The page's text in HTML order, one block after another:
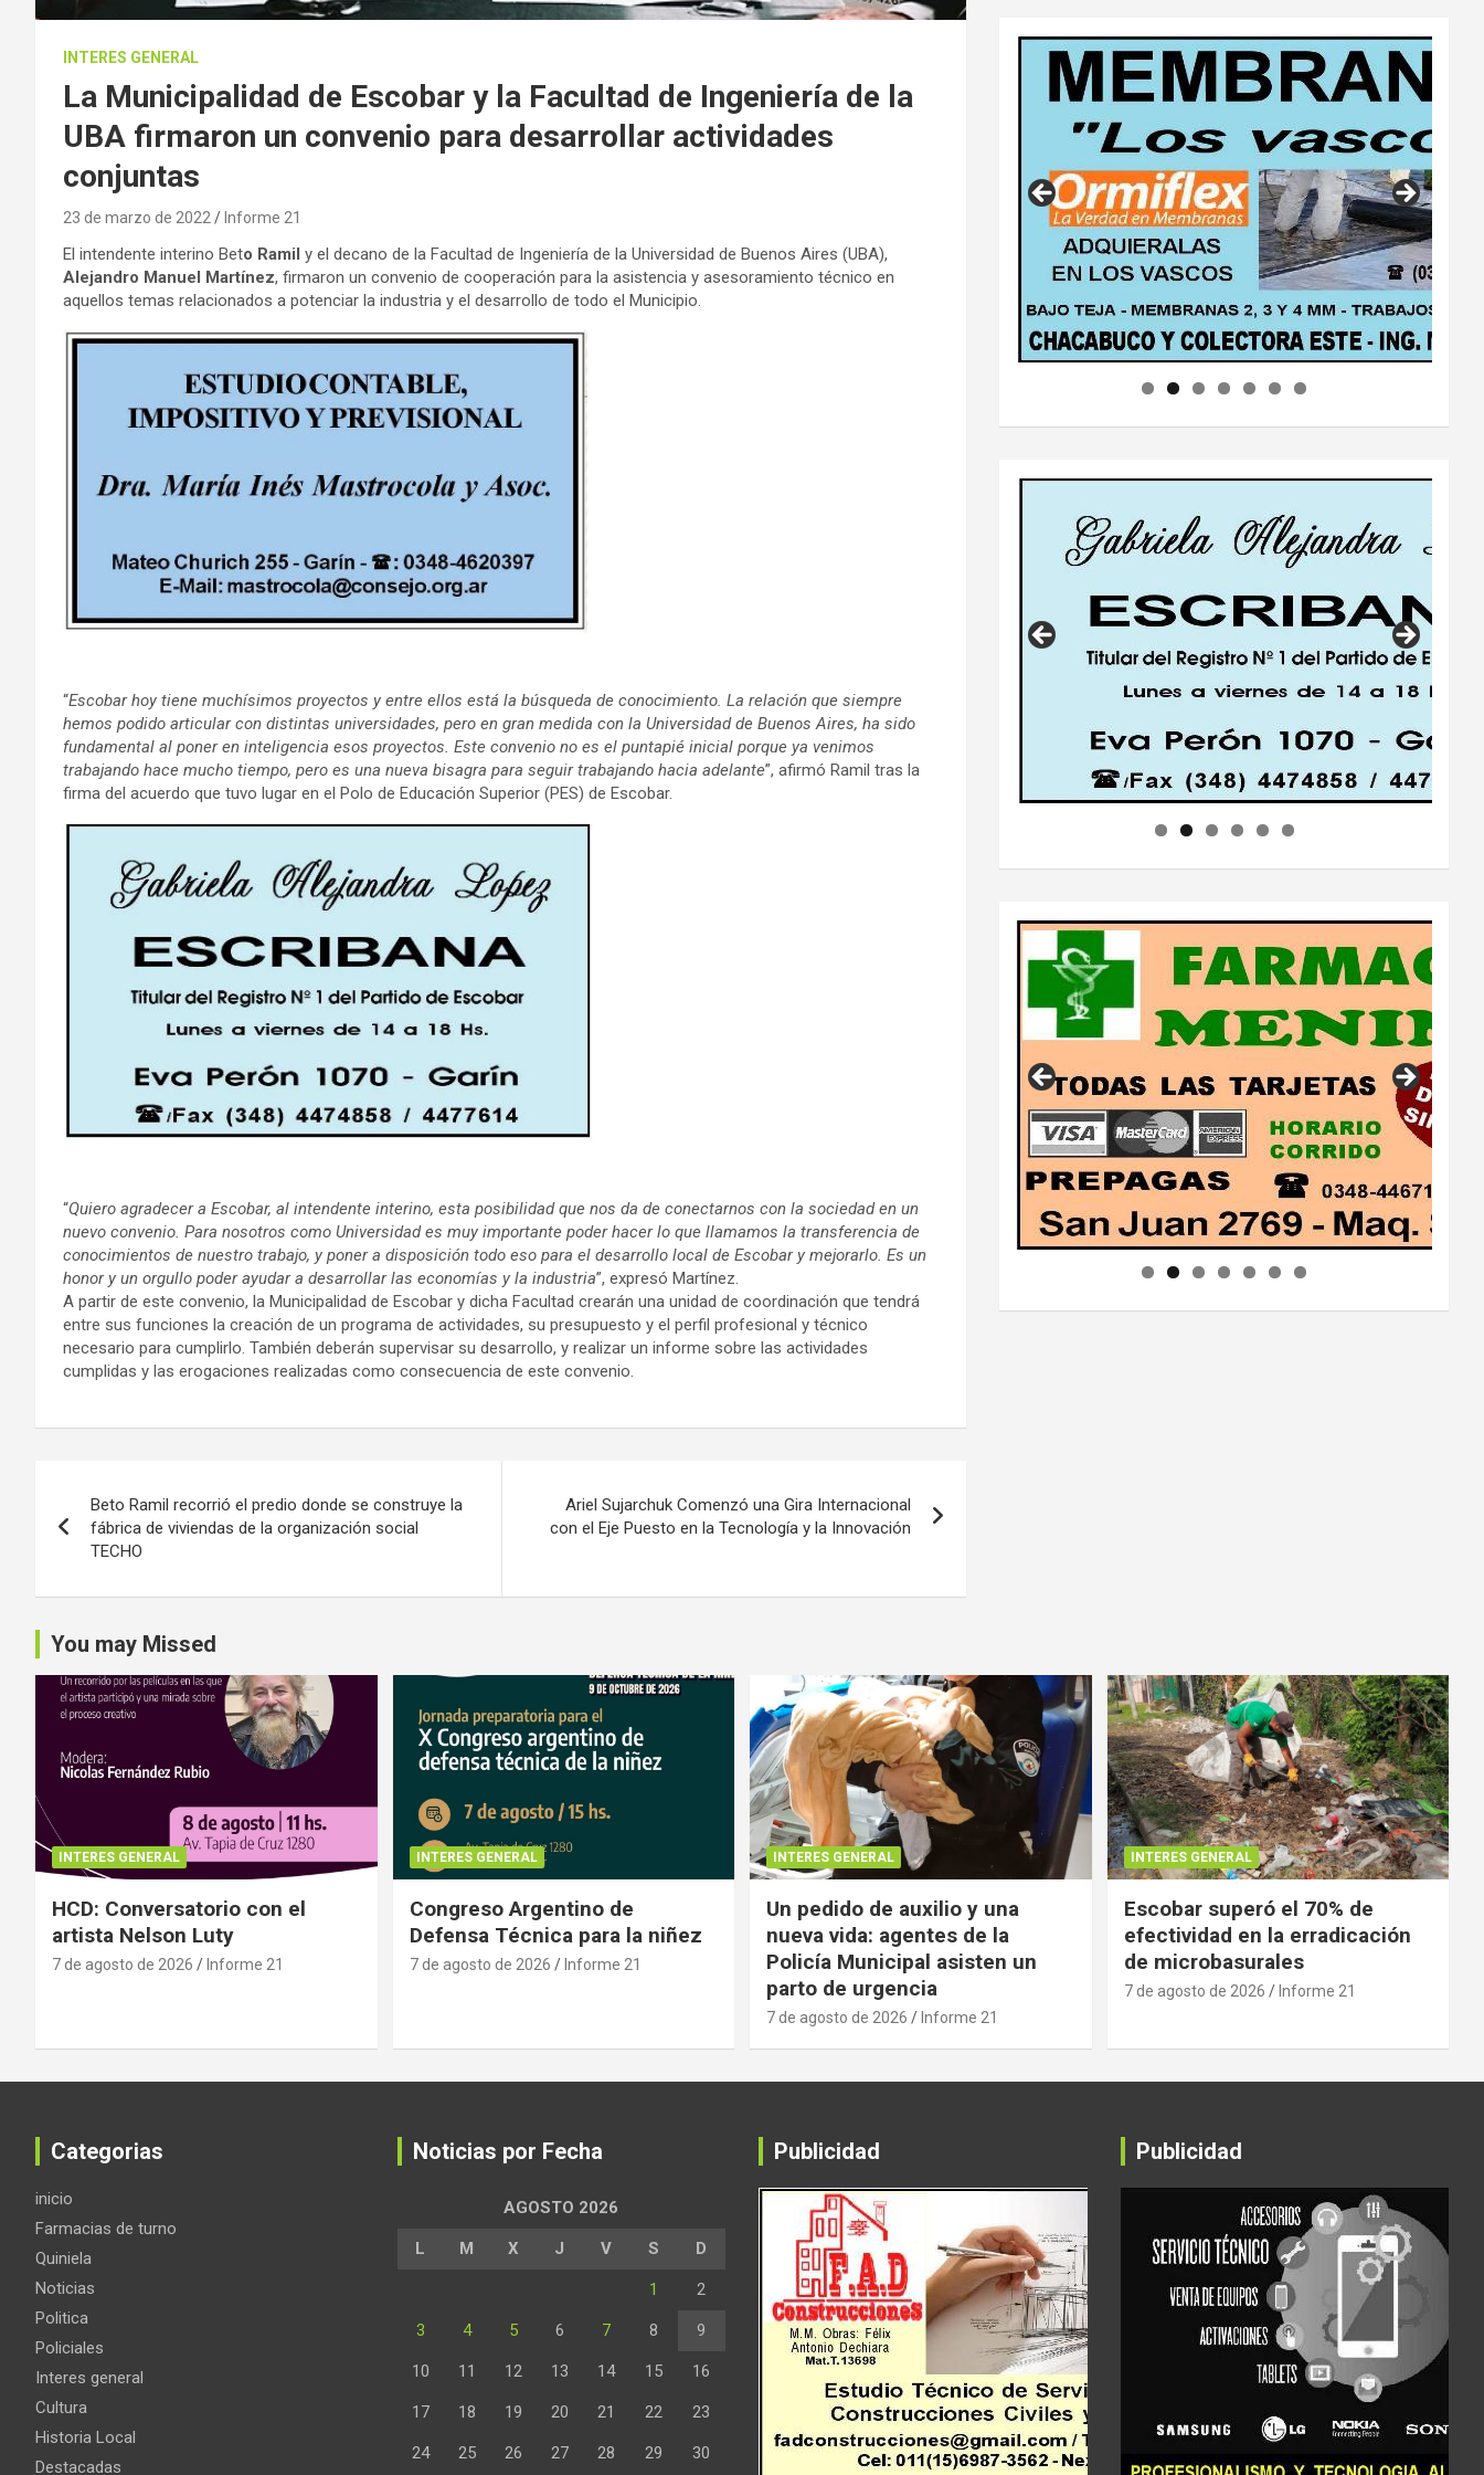
INTERES GENERAL
La Municipalidad de Escobar y la Facultad de Ingeniería de la
UBA firmaron un convenio para desarrollar actividades
conjuntas
23 de marzo de 2022 Informe 21
El intendente interino Beto Ramil y el decano de la Facultad de Ingeniería de la Universidad de Buenos Aires (UBA),
Alejandro Manuel Martínez, firmaron un convenio de cooperación para la asistencia y asesoramiento técnico en
aquellos temas relacionados a potenciar la industria y el desarrollo de todo el Municipio.
“Escobar hoy tiene muchísimos proyectos y entre ellos está la búsqueda de conocimiento. La relación que siempre
hemos podido articular con distintas universidades, pero en gran medida con la Universidad de Buenos Aires, ha sido
fundamental al poner en inteligencia esos proyectos. Este convenio no es el puntapié inicial porque ya venimos
trabajando hace mucho tiempo, pero es una nueva bisagra para seguir trabajando hacia adelante”, afirmó Ramil tras la
firma del acuerdo que tuvo lugar en el Polo de Educación Superior (PES) de Escobar.
“Quiero agradecer a Escobar, al intendente interino, esta posibilidad que nos da de conectarnos con la sociedad en un
nuevo convenio. Para nosotros como Universidad es muy importante poder hacer lo que llamamos la transferencia de
conocimientos de nuestro trabajo, y poner a disposición todo eso para el desarrollo local de Escobar y mejorarlo. Es un
honor y un orgullo poder ayudar a desarrollar las economías y la industria”, expresó Martínez.
A partir de este convenio, la Municipalidad de Escobar y dicha Facultad crearán una unidad de coordinación que tendrá
entre sus funciones la creación de un programa de actividades, su presupuesto y el perfil profesional y técnico
necesario para cumplirlo. También deberán supervisar su desarrollo, y realizar un informe sobre las actividades
cumplidas y las erogaciones realizadas como consecuencia de este convenio.
de
Beto Ramil recorrió el predio donde se construye la
fábrica de viviendas de la organización social
TECHO
Ariel Sujarchuk Comenzó una Gira Internacional
con el Eje Puesto en la Tecnología y la Innovación
You may Missed
INTERES GENERAL
HCD: Conversatorio con el
artista Nelson Luty
7 de agosto de 2026 Informe 21
INTERES GENERAL
Congreso Argentino de
Defensa Técnica para la niñez
7 de agosto de 2026 Informe 21
INTERES GENERAL
Un pedido de auxilio y una
nueva vida: agentes de la
Policía Municipal asisten un
parto de urgencia
7 de agosto de 2026 Informe 21
INTERES GENERAL
Escobar superó el 70% de
efectividad en la erradicación
de microbasurales
7 de agosto de 2026 Informe 21
Categorias
inicio
Farmacias de turno
Quiniela
Noticias
Politica
Policiales
Interes general
Cultura
Historia Local
Destacadas
Noticias por Fecha
AGOSTO 2026
L M X J V S D
1 2
3 4 5 6 7 8 9
10 11 12 13 14 15 16
17 18 19 20 21 22 23
24 25 26 27 28 29 30
Publicidad Publicidad